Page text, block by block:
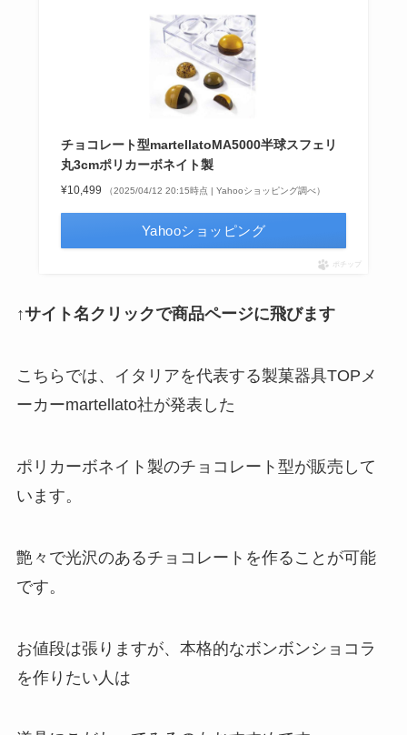
チョコレート型martellatoMA5000半球スフェリ
丸3cmポリカーボネイト製
¥10,499 （2025/04/12 20:15時点 | Yahooショッピング調べ）
Yahooショッピング
ポチップ
↑サイト名クリックで商品ページに飛びます
こちらでは、イタリアを代表する製菓器具TOPメ
ーカーmartellato社が発表した
ポリカーボネイト製のチョコレート型が販売して
います。
艶々で光沢のあるチョコレートを作ることが可能
です。
お値段は張りますが、本格的なボンボンショコラ
を作りたい人は